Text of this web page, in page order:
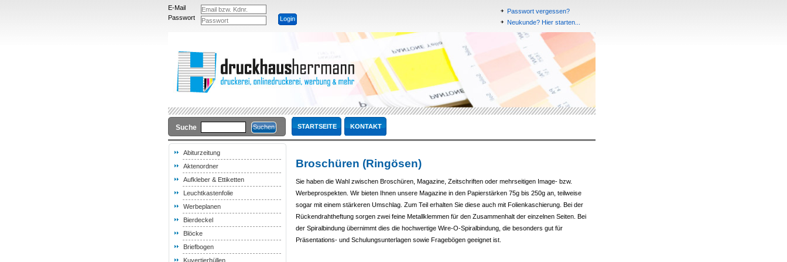
E-Mail
Passwort
Passwort vergessen?
Neukunde? Hier starten...
Suche STARTSEITE KONTAKT
Abiturzeitung
Aktenordner
Aufkleber & Ettiketten
Leuchtkastenfolie
Werbeplanen
Bierdeckel
Blöcke
Briefbogen
Kuvertierhüllen
Broschüren (Ringösen)
Sie haben die Wahl zwischen Broschüren, Magazine, Zeitschriften oder mehrseitigen Image- bzw.
Werbeprospekten. Wir bieten Ihnen unsere Magazine in den Papierstärken 75g bis 250g an, teilweise
sogar mit einem stärkeren Umschlag. Zum Teil erhalten Sie diese auch mit Folienkaschierung. Bei der
Rückendrahtheftung sorgen zwei feine Metallklemmen für den Zusammenhalt der einzelnen Seiten. Bei
der Spiralbindung übernimmt dies die hochwertige Wire-O-Spiralbindung, die besonders gut für
Präsentations- und Schulungsunterlagen sowie Fragebögen geeignet ist.